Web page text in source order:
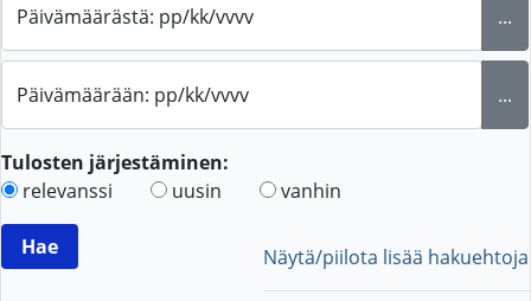
Päivämäärästä: pp/kk/vvvv ...
Päivämäärään: pp/kk/vvvv ...
Tulosten järjestäminen:
relevanssi
uusin vanhin
Näytä/piilota lisää hakuehtoja